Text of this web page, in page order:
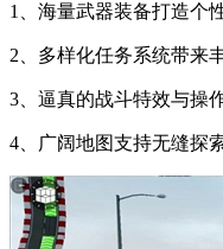
1、海量武器装备打造个
2、多样化任务系统带来
3、逼真的战斗特效与操
4、广阔地图支持无缝探